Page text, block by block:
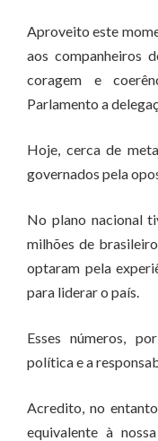
Aproveito este
aos companheiros
coragem e
Parlamento a
Hoje, cerca de
governados pela
No plano nacional
milhões de
optaram pela
para liderar o país.
Esses números,
política e a
Acredito, no
equivalente à